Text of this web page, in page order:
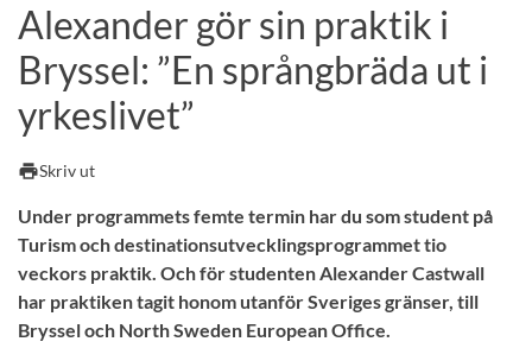
Andra söktjänster
Kurser och programKursplaner Välkomstbrev Personal
Lediga jobb
Alexander gör sin praktik i
Bryssel: ”En språngbräda ut i
yrkeslivet”
printSkriv ut
Under programmets femte termin har du som student på
Turism och destinationsutvecklingsprogrammet tio
veckors praktik. Och för studenten Alexander Castwall
har praktiken tagit honom utanför Sveriges gränser, till
Bryssel och North Sweden European Office.